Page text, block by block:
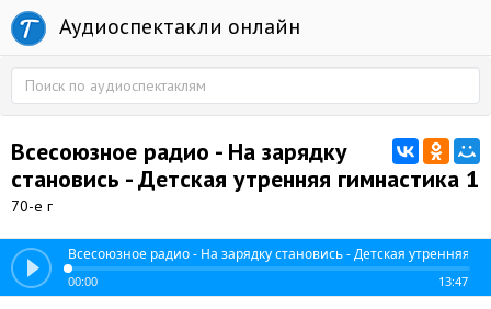
Аудиоспектакли онлайн
Всесоюзное радио - На зарядку
становись - Детская утренняя гимнастика 1
70-е г
Всесоюзное радио - На зарядку становись - Детская утренняя
00:00 13:47